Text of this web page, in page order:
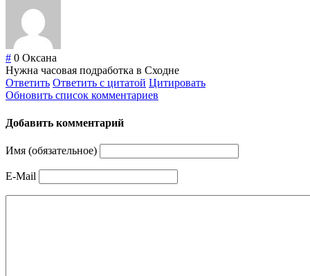
# 0 Оксана
Нужна часовая подработка в Сходне
Ответить Ответить с цитатой Цитировать
Обновить список комментариев
Добавить комментарий
Имя (обязательное)
E-Mail